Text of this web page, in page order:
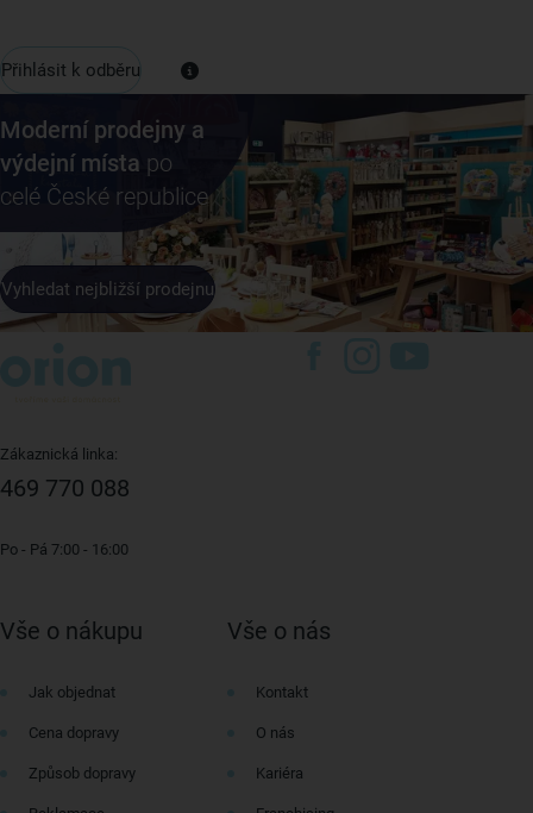
Přihlásit k odběru
Moderní prodejny a
výdejní místa po
celé České republice
Vyhledat nejbližší prodejnu
Zákaznická linka:
469 770 088
Po - Pá 7:00 - 16:00
Vše o nákupu
Jak objednat
Cena dopravy
Způsob dopravy
Vše o nás
Kontakt
O nás
Kariéra